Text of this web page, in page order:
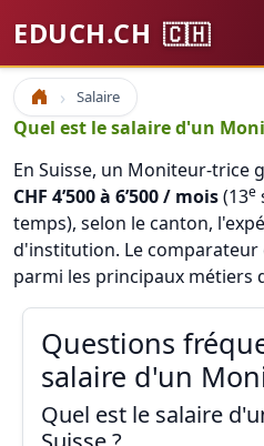
EDUCH.CH 🇨🇭
Accueil Salaire
Quel est le salaire d'un
En Suisse, un Moniteur-trice
CHF 4’500 à 6’500 / mois(13e
temps), selon le canton,
d'institution. Le comparateur
parmi les principaux métiers
Questions
salaire d'un
Quel est le salaire